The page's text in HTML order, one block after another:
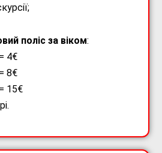
поліс за віком:
4€
8€
15€